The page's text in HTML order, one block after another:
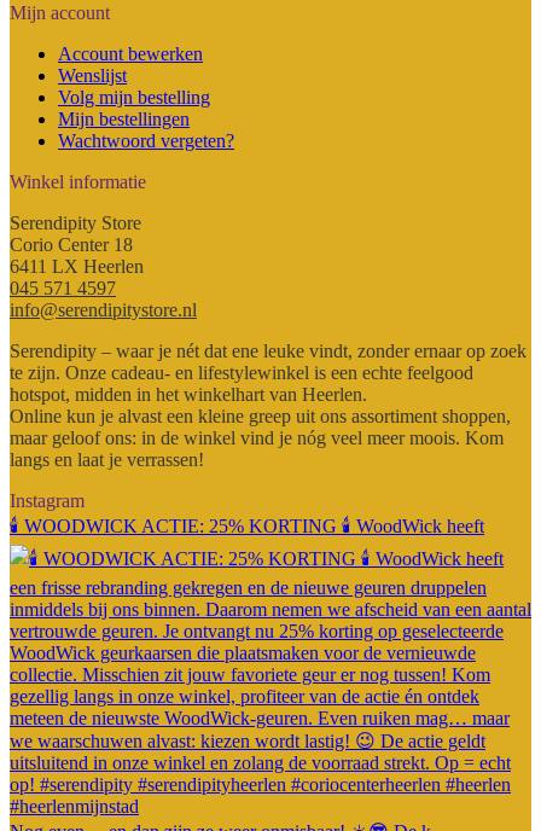
Mijn account
Account bewerken
Wenslijst
Volg mijn bestelling
Mijn bestellingen
Wachtwoord vergeten?
Winkel informatie
Serendipity Store
Corio Center 18
6411 LX Heerlen
045 571 4597
info@serendipitystore.nl
Serendipity – waar je nét dat ene leuke vindt, zonder ernaar op zoek
te zijn. Onze cadeau- en lifestylewinkel is een echte feelgood
hotspot, midden in het winkelhart van Heerlen.
Online kun je alvast een kleine greep uit ons assortiment shoppen,
maar geloof ons: in de winkel vind je nóg veel meer moois. Kom
langs en laat je verrassen!
Instagram
🕯️ WOODWICK ACTIE: 25% KORTING 🕯️ WoodWick heeft